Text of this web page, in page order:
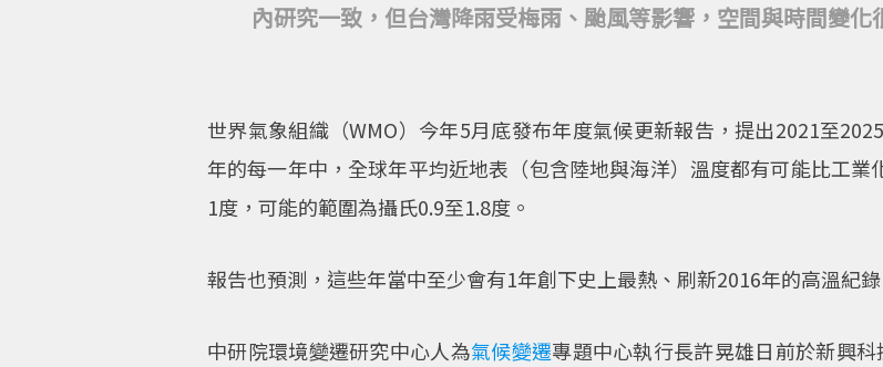
內研究一致，但台灣降雨受梅雨、颱風等影響，空間與時間變化
世界氣象組織（WMO）今年5月底發布年度氣候更新報告，提出2021至
年的每一年中，全球年平均近地表（包含陸地與海洋）溫度都有可能比工
1度，可能的範圍為攝氏0.9至1.8度。
報告也預測，這些年當中至少會有1年創下史上最熱、刷新2016年的高溫紀
中研院環境變遷研究中心人為氣候變遷專題中心執行長許晃雄日前於新興